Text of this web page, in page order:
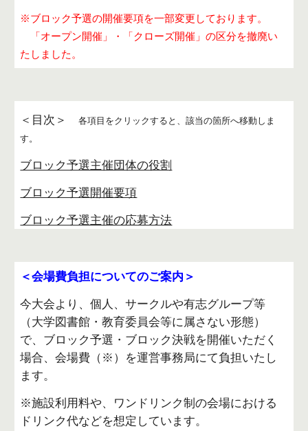
※ブロック予選の開催要項を一部変更しております。
「オープン開催」・「クローズ開催」の区分を撤廃い
たしました。
＜目次＞各項目をクリックすると、該当の箇所へ移動しま
す。
ブロック予選主催団体の役割
ブロック予選開催要項
ブロック予選主催の応募方法
＜会場費負担についてのご案内＞
今大会より、個人、サークルや有志グループ等
（大学図書館・教育委員会等に属さない形態）
で、ブロック予選・ブロック決戦を開催いただく
場合、会場費（※）を運営事務局にて負担いたし
ます。
※施設利用料や、ワンドリンク制の会場における
ドリンク代などを想定しています。